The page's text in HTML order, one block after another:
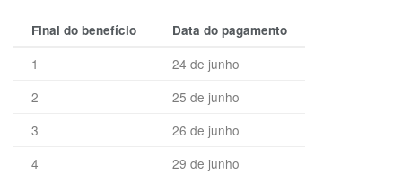
Final do benefício Data do pagamento
1
24 de junho
2
25 de junho
3
26 de junho
4
29 de junho